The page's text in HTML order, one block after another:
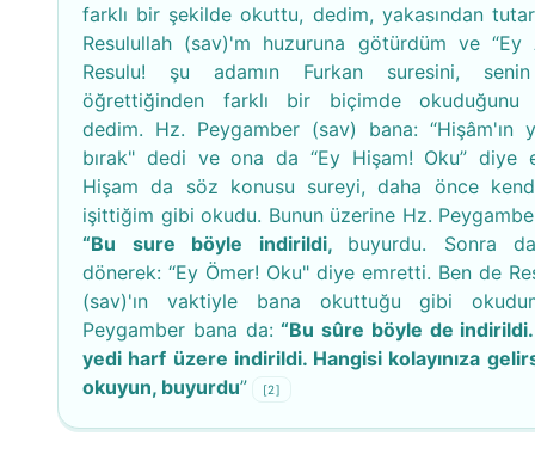
farklı bir şekilde okuttu, dedim, yakasından
Resulullah (sav)'m huzuruna götürdüm ve “Ey
Resulu! şu adamın Furkan suresini,
öğrettiğinden farklı bir biçimde okuduğunu
dedim. Hz. Peygamber (sav) bana: “Hişâm'ın
bırak" dedi ve ona da “Ey Hişam! Oku” diye
Hişam da söz konusu sureyi, daha önce
işittiğim gibi okudu. Bunun üzerine Hz.
“Bu sure böyle indirildi, buyurdu. Sonra
dönerek: “Ey Ömer! Oku" diye emretti. Ben de
(sav)'ın vaktiyle bana okuttuğu gibi
Peygamber bana da:“Bu sûre böyle de
yedi harf üzere indirildi. Hangisi kolayınıza
okuyun, buyurdu” [2]